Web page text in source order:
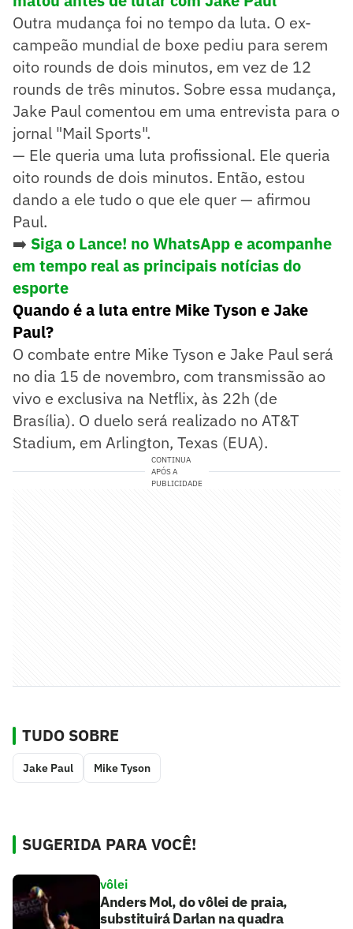
Outra mudança foi no tempo da luta. O ex-
campeão mundial de boxe pediu para serem
oito rounds de dois minutos, em vez de 12
rounds de três minutos. Sobre essa mudança,
Jake Paul comentou em uma entrevista para o
jornal "Mail Sports".
— Ele queria uma luta profissional. Ele queria
oito rounds de dois minutos. Então, estou
dando a ele tudo o que ele quer — afirmou
Paul.
➡️ Siga o Lance! no WhatsApp e acompanhe
em tempo real as principais notícias do
esporte
Quando é a luta entre Mike Tyson e Jake
Paul?
O combate entre Mike Tyson e Jake Paul será
no dia 15 de novembro, com transmissão ao
vivo e exclusiva na Netflix, às 22h (de
Brasília). O duelo será realizado no AT&T
Stadium, em Arlington, Texas (EUA).
CONTINUA
APÓS A
PUBLICIDADE
TUDO SOBRE
Jake Paul Mike Tyson
SUGERIDA PARA VOCÊ!
vôlei
Anders Mol, do vôlei de praia,
substituirá Darlan na quadra